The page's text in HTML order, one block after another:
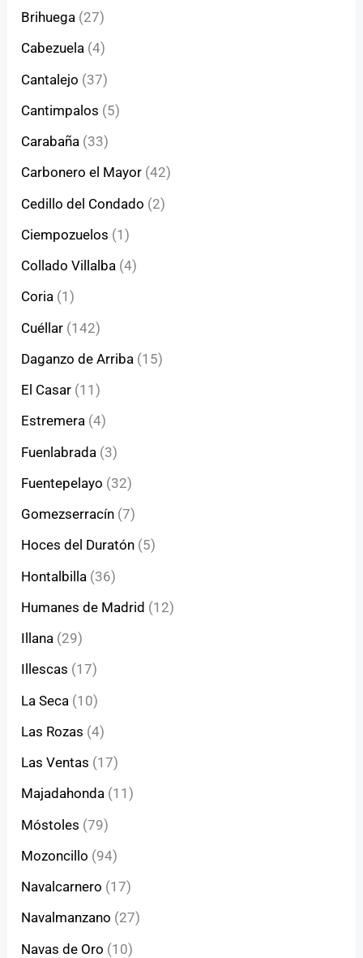
Brihuega (27)
Cabezuela (4)
Cantalejo (37)
Cantimpalos (5)
Carabaña (33)
Carbonero el Mayor (42)
Cedillo del Condado (2)
Ciempozuelos (1)
Collado Villalba (4)
Coria (1)
Cuéllar (142)
Daganzo de Arriba (15)
El Casar (11)
Estremera (4)
Fuenlabrada (3)
Fuentepelayo (32)
Gomezserracín (7)
Hoces del Duratón (5)
Hontalbilla (36)
Humanes de Madrid (12)
Illana (29)
Illescas (17)
La Seca (10)
Las Rozas (4)
Las Ventas (17)
Majadahonda (11)
Móstoles (79)
Mozoncillo (94)
Navalcarnero (17)
Navalmanzano (27)
Navas de Oro (10)